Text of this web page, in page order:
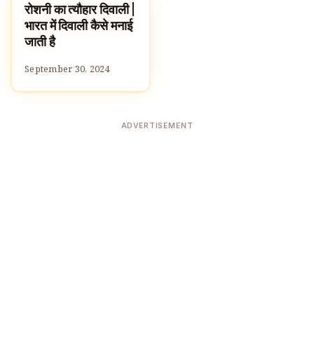
FESTIVALS
रोशनी का त्यौहार दिवाली |
भारत में दिवाली कैसे मनाई
जाती है
September 30, 2024
ADVERTISEMENT